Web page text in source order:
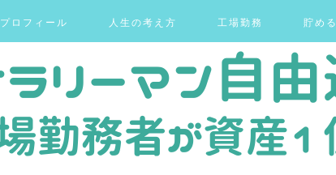
プロフィール 人生の考え方 工場勤務 貯める